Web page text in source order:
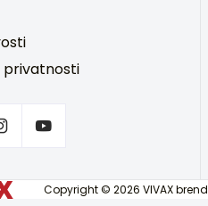
privatnosti
Copyright © 2026 VIVAX brend